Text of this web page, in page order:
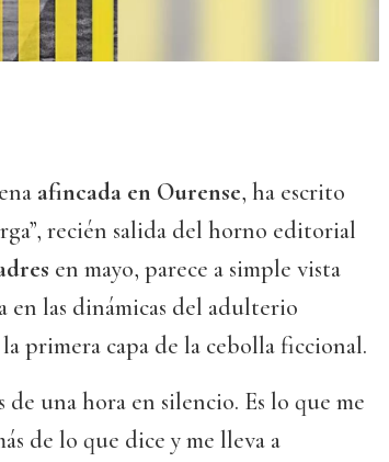
afincada en Ourense, ha escrito
recién salida del horno editorial
en mayo, parece a simple vista
en las dinámicas del adulterio
primera capa de la cebolla ficcional.
una hora en silencio. Es lo que me
de lo que dice y me lleva a